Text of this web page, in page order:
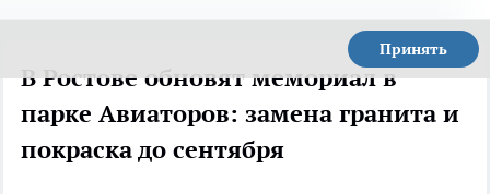
Принять
В Ростове обновят мемориал в
парке Авиаторов: замена гранита и
покраска до сентября